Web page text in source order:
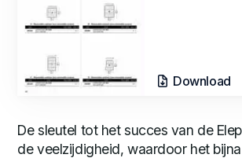
Download
De sleutel tot het succes van de
de veelzijdigheid, waardoor het